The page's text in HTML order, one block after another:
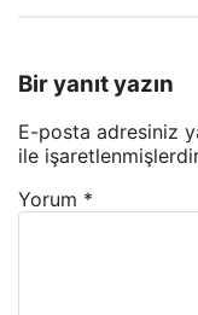
Bir yanıt yazın
E-posta adresiniz
ile
Yorum *